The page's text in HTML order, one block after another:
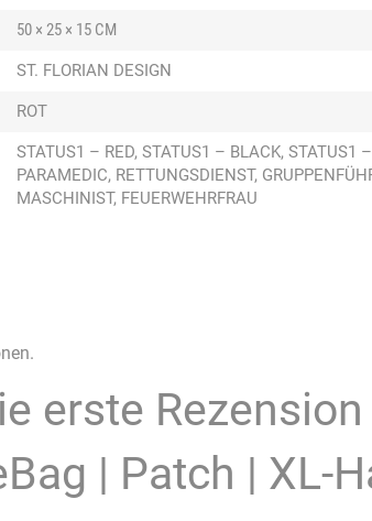
50 × 25 × 15 CM
ST. FLORIAN DESIGN
ROT
STATUS1 – RED, STATUS1 – BLACK, STATUS1
PARAMEDIC, RETTUNGSDIENST,
MASCHINIST, FEUERWEHRFRAU
erste
| Patch | XL-